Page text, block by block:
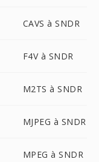
CAVS à SNDR
F4V à SNDR
M2TS à SNDR
MJPEG à SNDR
MPEG à SNDR